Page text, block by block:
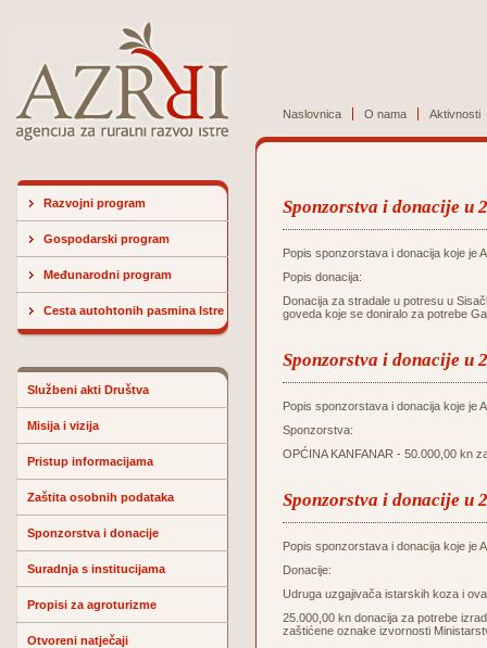
Naslovnica O nama Aktivnosti
Razvojni program
Gospodarski program
Međunarodni program
Cesta autohtonih pasmina Istre
Službeni akti Društva
Misija i vizija
Pristup informacijama
Zaštita osobnih podataka
Sponzorstva i donacije
Suradnja s institucijama
Propisi za agroturizme
Otvoreni natječaji
Sponzorstva i donacije u
Popis sponzorstava i donacija koje je
Popis donacija:
Donacija za stradale u potresu u
goveda koje se doniralo za potrebe
Sponzorstva i donacije u
Popis sponzorstava i donacija koje je
Sponzorstva:
OPĆINA KANFANAR - 50.000,00 kn
Sponzorstva i donacije u
Popis sponzorstava i donacija koje je
Donacije:
Udruga uzgajivača istarskih koza i
25.000,00 kn donacija za potrebe
zaštićene oznake izvornosti